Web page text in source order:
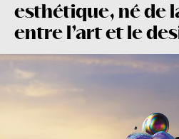
SCÉNOGRAPHIE
PACKAGING
SHOOTING
L'AGENCE
esthétique, né de
entre l’art et le